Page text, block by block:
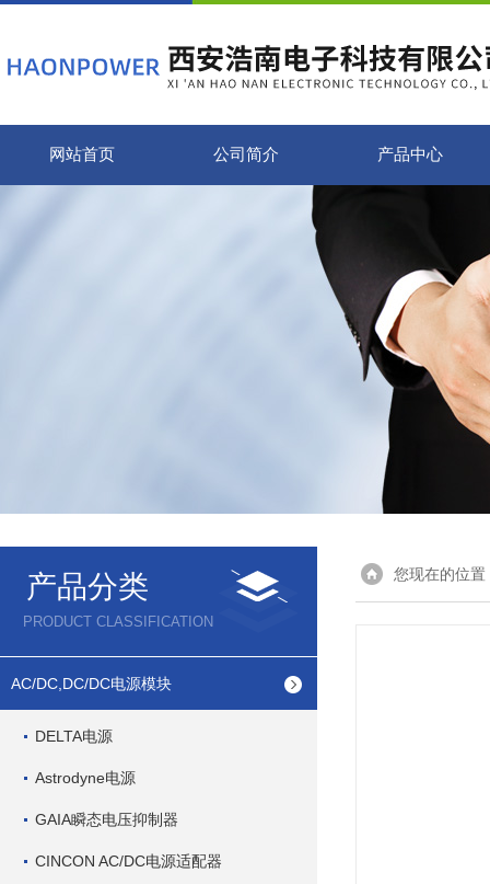
网站首页 公司简介 产品中心
产品分类
PRODUCT CLASSIFICATION
AC/DC,DC/DC电源模块
DELTA电源
Astrodyne电源
GAIA瞬态电压抑制器
CINCON AC/DC电源适配器
您现在的位置